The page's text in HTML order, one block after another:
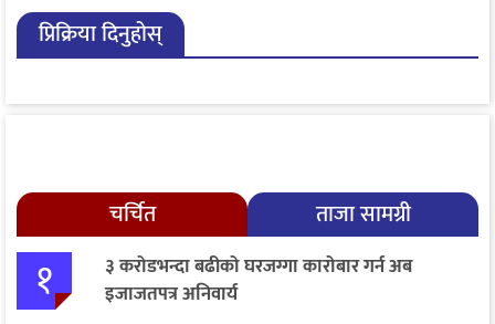
प्रथम
प्रिक्रिया दिनुहोस्
चर्चित ताजा सामग्री
१
३ करोडभन्दा बढीको घरजग्गा कारोबार गर्न अब
इजाजतपत्र अनिवार्य